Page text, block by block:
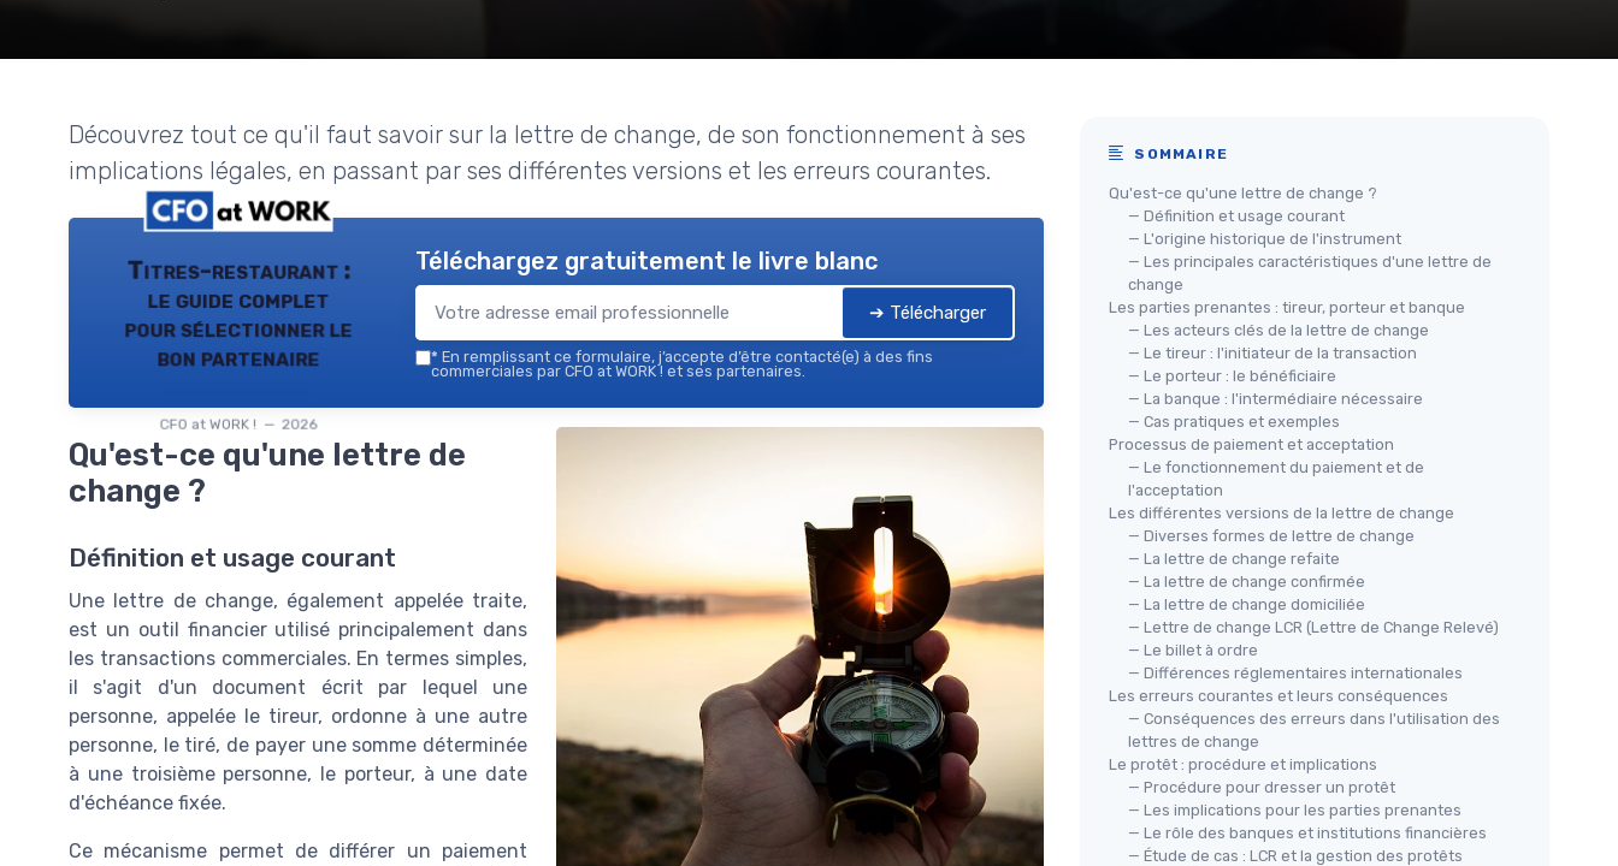
Découvrez tout ce qu'il faut savoir sur la lettre de change, de son fonctionnement à ses
implications légales, en passant par ses différentes versions et les erreurs courantes.
Titres-restaurant :
le guide complet
pour sélectionner le
bon partenaire
CFO at WORK ! — 2026
Téléchargez gratuitement le livre blanc
➔ Télécharger
* En remplissant ce formulaire, j’accepte d’être contacté(e) à des fins
commerciales par CFO at WORK ! et ses partenaires.
Qu'est-ce qu'une lettre de
change ?
Définition et usage courant
Une lettre de change, également appelée traite,
est un outil financier utilisé principalement dans
les transactions commerciales. En termes simples,
il s'agit d'un document écrit par lequel une
personne, appelée le tireur, ordonne à une autre
personne, le tiré, de payer une somme déterminée
à une troisième personne, le porteur, à une date
d'échéance fixée.
Ce mécanisme permet de différer un paiement
SOMMAIRE
Qu'est-ce qu'une lettre de change ?
— Définition et usage courant
— L'origine historique de l'instrument
— Les principales caractéristiques d'une lettre de
change
Les parties prenantes : tireur, porteur et banque
— Les acteurs clés de la lettre de change
— Le tireur : l'initiateur de la transaction
— Le porteur : le bénéficiaire
— La banque : l'intermédiaire nécessaire
— Cas pratiques et exemples
Processus de paiement et acceptation
— Le fonctionnement du paiement et de
l'acceptation
Les différentes versions de la lettre de change
— Diverses formes de lettre de change
— La lettre de change refaite
— La lettre de change confirmée
— La lettre de change domiciliée
— Lettre de change LCR (Lettre de Change Relevé)
— Le billet à ordre
— Différences réglementaires internationales
Les erreurs courantes et leurs conséquences
— Conséquences des erreurs dans l'utilisation des
lettres de change
Le protêt : procédure et implications
— Procédure pour dresser un protêt
— Les implications pour les parties prenantes
— Le rôle des banques et institutions financières
— Étude de cas : LCR et la gestion des protêts